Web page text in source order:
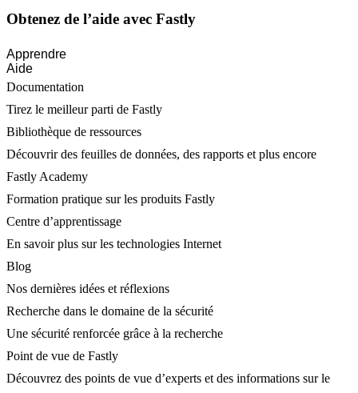
Obtenez de l’aide avec Fastly
Apprendre
Aide
Documentation
Tirez le meilleur parti de Fastly
Bibliothèque de ressources
Découvrir des feuilles de données, des rapports et plus encore
Fastly Academy
Formation pratique sur les produits Fastly
Centre d’apprentissage
En savoir plus sur les technologies Internet
Blog
Nos dernières idées et réflexions
Recherche dans le domaine de la sécurité
Une sécurité renforcée grâce à la recherche
Point de vue de Fastly
Découvrez des points de vue d’experts et des informations sur le